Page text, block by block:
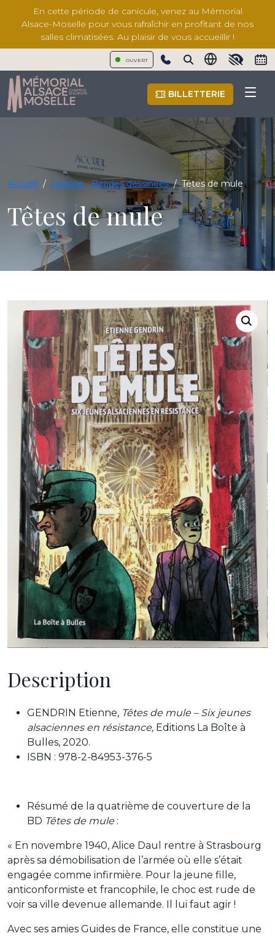
En cette période de canicule, venez au Mémorial
Alsace-Moselle pour vous rafraîchir en profitant de nos
salles climatisées. Au plaisir de vous accueillir !
OUVERT
Show phone number
BILLETTERIE
Accueil / Librairie - Bandes dessinées / Têtes de mule
Têtes de mule
Description
GENDRIN Etienne, Têtes de mule – Six jeunes
alsaciennes en résistance, Editions La Boîte à
Bulles, 2020.
ISBN : 978-2-84953-376-5
Résumé de la quatrième de couverture de la
BD Têtes de mule:
« En novembre 1940, Alice Daul rentre à Strasbourg
après sa démobilisation de l’armée où elle s’était
engagée comme infirmière. Pour la jeune fille,
anticonformiste et francophile, le choc est rude de
voir sa ville devenue allemande. Il lui faut agir !
Avec ses amies Guides de France, elle constitue une